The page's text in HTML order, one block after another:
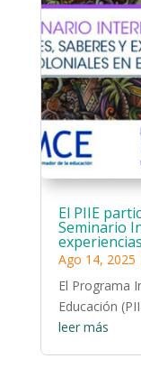
El PIIE
Seminario
Ago 14, 2025
El Programa
Educación
leer más